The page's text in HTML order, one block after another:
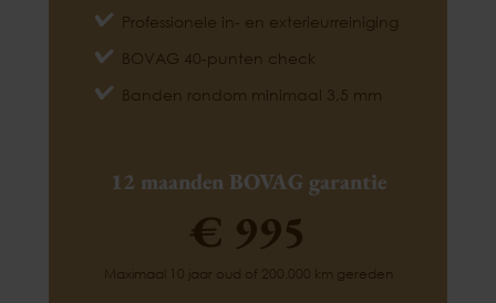
Professionele in- en exterieurreiniging
BOVAG 40-punten check
Banden rondom minimaal 3,5 mm
12 maanden BOVAG garantie
€ 995
Maximaal 10 jaar oud of 200.000 km gereden